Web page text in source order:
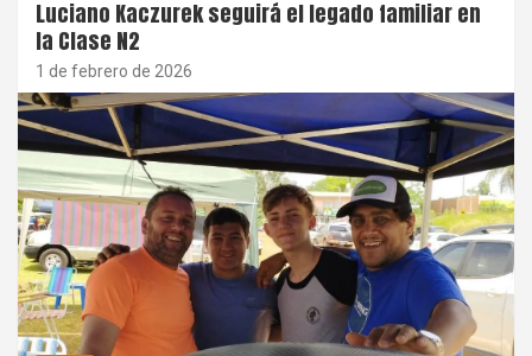
Luciano Kaczurek seguirá el legado familiar en
la Clase N2
1 de febrero de 2026